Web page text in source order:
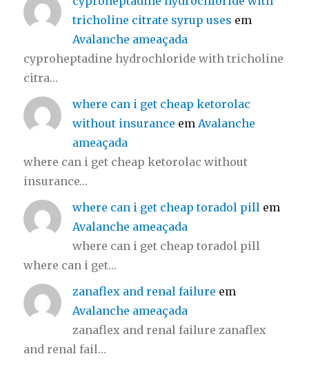
tricholine citrate syrup uses em
Avalanche ameaçada
cyproheptadine hydrochloride with tricholine
citra…
where can i get cheap ketorolac
without insurance em Avalanche
ameaçada
where can i get cheap ketorolac without
insurance…
where can i get cheap toradol pill em
Avalanche ameaçada
where can i get cheap toradol pill
where can i get…
zanaflex and renal failure em
Avalanche ameaçada
zanaflex and renal failure zanaflex
and renal fail…